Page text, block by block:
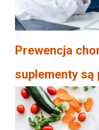
Prewencja
suplementy są